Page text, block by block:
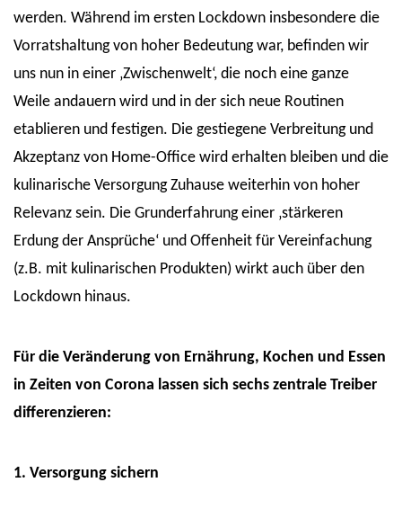
werden. Während im ersten Lockdown insbesondere die
Vorratshaltung von hoher Bedeutung war, befinden wir
uns nun in einer ‚Zwischenwelt‘, die noch eine ganze
Weile andauern wird und in der sich neue Routinen
etablieren und festigen. Die gestiegene Verbreitung und
Akzeptanz von Home-Office wird erhalten bleiben und die
kulinarische Versorgung Zuhause weiterhin von hoher
Relevanz sein. Die Grunderfahrung einer ‚stärkeren
Erdung der Ansprüche‘ und Offenheit für Vereinfachung
(z.B. mit kulinarischen Produkten) wirkt auch über den
Lockdown hinaus.
Für die Veränderung von Ernährung, Kochen und Essen
in Zeiten von Corona lassen sich sechs zentrale Treiber
differenzieren:
1. Versorgung sichern